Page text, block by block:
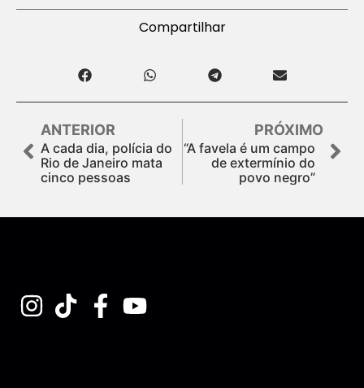
Compartilhar
ANTERIOR
A cada dia, polícia do
Rio de Janeiro mata
cinco pessoas
PRÓXIMO
“A favela é um campo
de extermínio do
povo negro”